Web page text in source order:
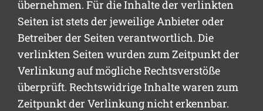
übernehmen. Für die Inhalte der verlinkten
Seiten ist stets der jeweilige Anbieter oder
Betreiber der Seiten verantwortlich. Die
verlinkten Seiten wurden zum Zeitpunkt der
Verlinkung auf mögliche Rechtsverstöße
überprüft. Rechtswidrige Inhalte waren zum
Zeitpunkt der Verlinkung nicht erkennbar.